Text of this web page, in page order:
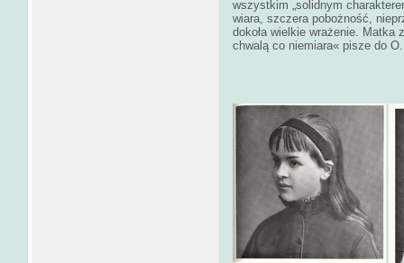
wszystkim „solidnym
wiara, szczera pobożność,
dokoła wielkie wrażenie.
chwalą co niemiara« pisze do